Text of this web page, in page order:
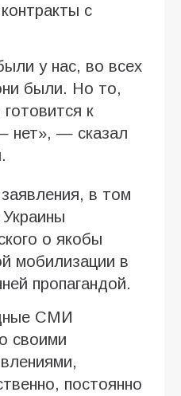
с
у нас, во всех
были. Но то,
к
нет», — сказал
в том
о якобы
мобилизации в
пропагандой.
СМИ
своими
постоянно